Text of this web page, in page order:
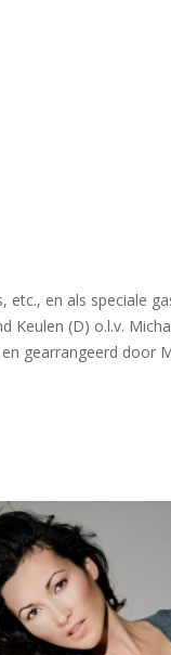
etc., en als speciale
Keulen (D) o.l.v.
gearrangeerd door